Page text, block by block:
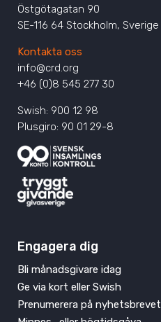
Östgötagatan 90
SE-116 64 Stockholm, Sverige
Kontakta oss
info@crd.org
+46 (0)8 545 277 30
Swish: 900 12 98
Plusgiro: 90 01 29-8
Engagera dig
Bli månadsgivare idag
Ge via kort eller Swish
Prenumerera på nyhetsbrevet